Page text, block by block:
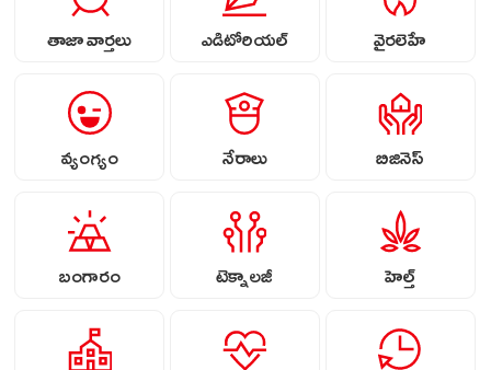
తాజా వార్తలు ఎడిటోరియల్ వైరలెహే
వ్యంగ్యం నేరాలు బిజినెస్
బంగారం టెక్నాలజీ హెల్త్